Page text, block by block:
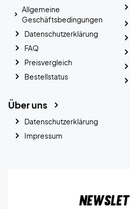
Allgemeine
Geschäftsbedingungen
Datenschutzerklärung
FAQ
Preisvergleich
Bestellstatus
Über uns
Datenschutzerklärung
Impressum